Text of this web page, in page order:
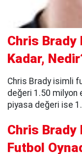
Chris Brady
Kadar,
Chris Brady isimli
değeri 1.50 milyon
piyasa değeri ise
Chris Brady
Futbol